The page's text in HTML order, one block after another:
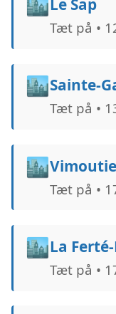
Le Sap
Tæt på •
🏙️Sainte-
Tæt på •
🏙️
Tæt på •
🏙️La
Tæt på •